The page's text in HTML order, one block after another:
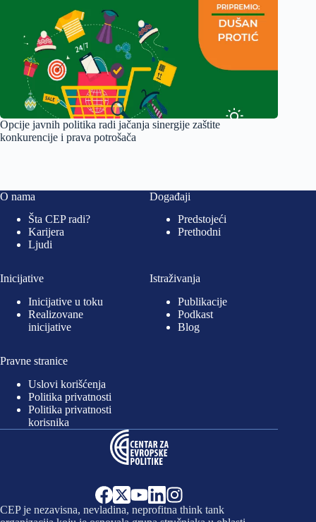
Opcije javnih politika radi jačanja sinergije zaštite
konkurencije i prava potrošača
O nama
Šta CEP radi?
Karijera
Ljudi
Događaji
Predstojeći
Prethodni
Inicijative
Inicijative u toku
Realizovane
inicijative
Istraživanja
Publikacije
Podkast
Blog
Pravne stranice
Uslovi korišćenja
Politika privatnosti
Politika privatnosti
korisnika
CEP je nezavisna, nevladina, neprofitna think tank